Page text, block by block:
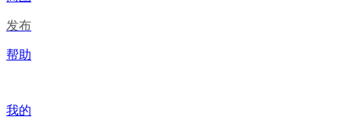
发布
帮助
我的